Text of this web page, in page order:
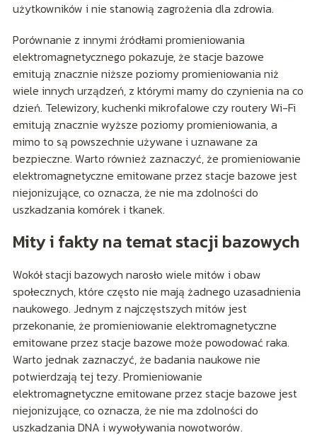
użytkowników i nie stanowią zagrożenia dla zdrowia.
Porównanie z innymi źródłami promieniowania
elektromagnetycznego pokazuje, że stacje bazowe
emitują znacznie niższe poziomy promieniowania niż
wiele innych urządzeń, z którymi mamy do czynienia na co
dzień. Telewizory, kuchenki mikrofalowe czy routery Wi-Fi
emitują znacznie wyższe poziomy promieniowania, a
mimo to są powszechnie używane i uznawane za
bezpieczne. Warto również zaznaczyć, że promieniowanie
elektromagnetyczne emitowane przez stacje bazowe jest
niejonizujące, co oznacza, że nie ma zdolności do
uszkadzania komórek i tkanek.
Mity i fakty na temat stacji bazowych
Wokół stacji bazowych narosło wiele mitów i obaw
społecznych, które często nie mają żadnego uzasadnienia
naukowego. Jednym z najczęstszych mitów jest
przekonanie, że promieniowanie elektromagnetyczne
emitowane przez stacje bazowe może powodować raka.
Warto jednak zaznaczyć, że badania naukowe nie
potwierdzają tej tezy. Promieniowanie
elektromagnetyczne emitowane przez stacje bazowe jest
niejonizujące, co oznacza, że nie ma zdolności do
uszkadzania DNA i wywoływania nowotworów.